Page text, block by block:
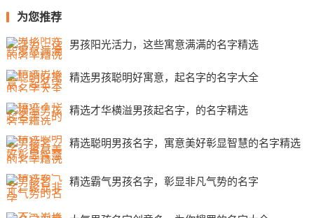
为您推荐
男孩阳光活力，这些寓意满满的名字精选
精选男孩聪明好寓意，起名字的名字大全
精选才华横溢男孩起名字，的名字精选
精选聪明男孩名字，寓意美好彰显智慧的名字精选
精选霸气男孩名字，彰显非凡气势的名字